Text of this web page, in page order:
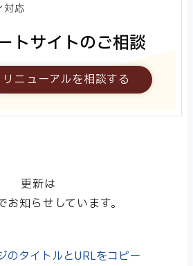
対応
トサイトのご相談
ニューアルを相談する
更新は
お知らせしています。
のタイトルとURLをコピー